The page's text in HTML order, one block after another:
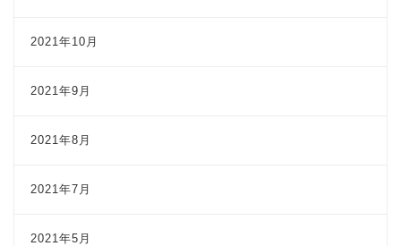
2021年10月
2021年9月
2021年8月
2021年7月
2021年5月